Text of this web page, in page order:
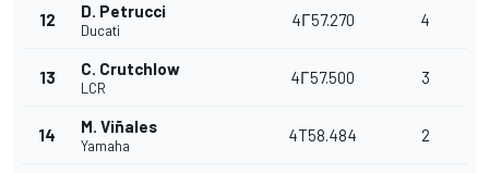
12 D. Petrucci
Ducati
4Г57.270 4
13 C. Crutchlow
LCR
4Г57.500 3
14 M. Viñales
Yamaha
4T58.484 2